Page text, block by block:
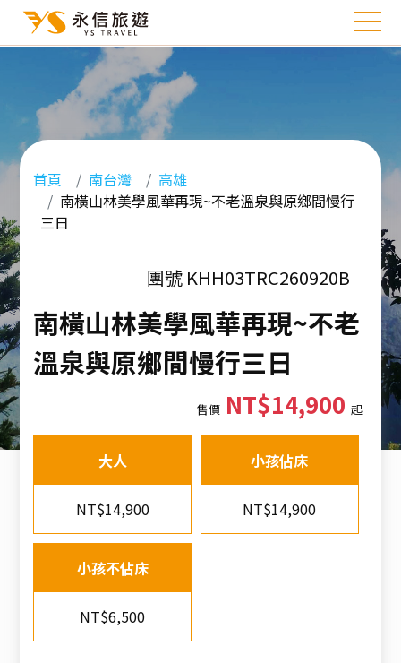
首頁 南台灣
高雄
南橫山林美學風華再現~不老溫泉與原鄉間慢行
三日
團號 KHH03TRC260920B
南橫山林美學風華再現~不老
溫泉與原鄉間慢行三日
售價NT$14,900 起
大人
NT$14,900
小孩佔床
NT$14,900
小孩不佔床
NT$6,500